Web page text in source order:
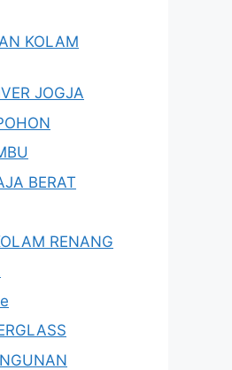
KOLAM
JOGJA
BERAT
RENANG